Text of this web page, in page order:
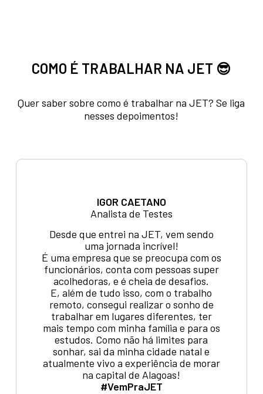
COMO É TRABALHAR NA JET 😎
Quer saber sobre como é trabalhar na JET? Se liga
nesses depoimentos!
IGOR CAETANO
Analista de Testes
Desde que entrei na JET, vem sendo
uma jornada incrível!
É uma empresa que se preocupa com os
funcionários, conta com pessoas super
acolhedoras, e é cheia de desafios.
E, além de tudo isso, com o trabalho
remoto, consegui realizar o sonho de
trabalhar em lugares diferentes, ter
mais tempo com minha família e para os
estudos. Como não há limites para
sonhar, sai da minha cidade natal e
atualmente vivo a experiência de morar
na capital de Alagoas!
#VemPraJET